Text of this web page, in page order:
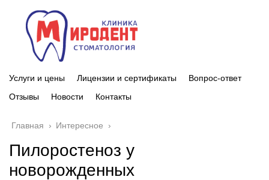
Услуги и цены Лицензии и сертификаты
Вопрос-ответ
Отзывы
Новости Контакты
Главная › Интересное ›
Пилоростеноз у
новорожденных